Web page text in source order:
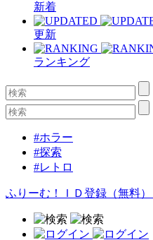
新着
更新
ランキング
#ホラー
#探索
#レトロ
ふりーむ！ＩＤ登録（無料）